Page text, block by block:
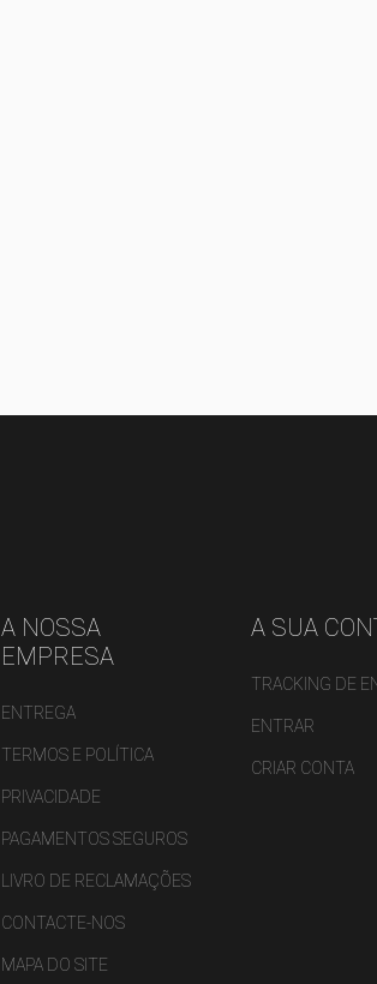
A NOSSA
EMPRESA
ENTREGA
TERMOS E POLÍTICA
PRIVACIDADE
PAGAMENTOS SEGUROS
LIVRO DE RECLAMAÇÕES
CONTACTE-NOS
MAPA DO SITE
A SUA
TRACKING DE
ENTRAR
CRIAR CONTA